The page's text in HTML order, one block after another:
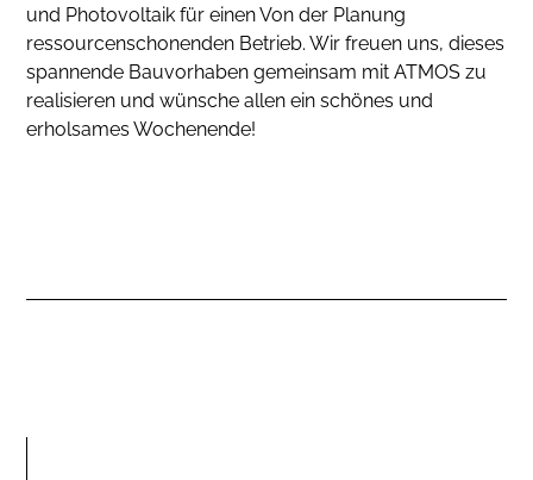
und Photovoltaik für einen Von der Planung
ressourcenschonenden Betrieb. Wir freuen uns, dieses
spannende Bauvorhaben gemeinsam mit ATMOS zu
realisieren und wünsche allen ein schönes und
erholsames Wochenende!